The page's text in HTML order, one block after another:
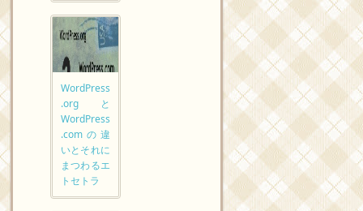
WordPress
.orgと
WordPress
.comの違
いとそれに
まつわるエ
トセトラ